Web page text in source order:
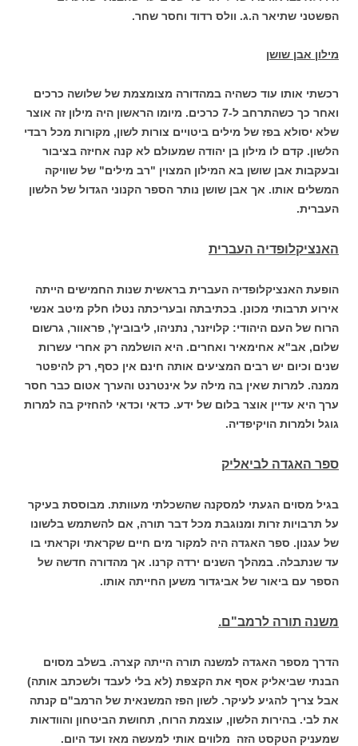
הפשטני שתיאר ה.ג. וולס רדוד וחסר שחר.
מילון אבן שושן
רכשתי אותו עוד כשהיה במהדורה מצומצמת של שלושה כרכים
ואחר כך כשהתרחב ל-7 כרכים. מיומו הראשון היה מילון זה אוצר
שלא יסולא בפז של מילים ביטויים צורות לשון, מקורות מכל רבדי
הלשון. קדם לו מילון בן יהודה שמעולם לא קנה אחיזה בציבור
ובעקבות אבן שושן בא המילון המצוין "רב מילים" של שוויקה
המשלים אותו. אך אבן שושן נותר הספר הקנוני הגדול של הלשון
העברית.
האנציקלופדיה העברית
הופעת האנציקלופדיה העברית בראשית שנות החמישים הייתה
אירוע תרבותי מכונן. בכתיבתה ובעריכתה נטלו חלק מיטב אנשי
הרוח של העם היהודי: קלויזנר, נתניהו, ליבוביץ', פראוור, גרשום
שלום, אב"א אחימאיר ואחרים. היא הושלמה רק אחרי עשרות
שנים וכיום יש רבים המציעים אותה חינם אין כסף, רק להיפטר
ממנה. למרות שאין בה מילה על אינטרנט והערך אטום כבר חסר
ערך היא עדיין אוצר בלום של ידע. כדאי וכדאי להחזיק בה למרות
גוגל ולמרות הויקיפדיה.
ספר האגדה לביאליק
בגיל מסוים הגעתי למסקנה שהשכלתי מעוותת. מבוססת בעיקר
על תרבויות זרות ומנוגבת מכל דבר תורה, אם להשתמש בלשונו
של עגנון. ספר האגדה היה למקור מים חיים שקראתי וקראתי בו
עד שנתבלה. במהלך השנים ירדה קרנו. אך מהדורה חדשה של
הספר עם ביאור של אביגדור משען החייתה אותו.
משנה תורה לרמב"ם.
הדרך מספר האגדה למשנה תורה הייתה קצרה. בשלב מסוים
הבנתי שביאליק אסף את הקצפת (לא בלי לעבד ולשכתב אותה)
אבל צריך להגיע לעיקר. לשון הפז המשנאית של הרמב"ם קנתה
את לבי. בהירות הלשון, עוצמת הרוח, תחושת הביטחון והוודאות
שמעניק הטקסט הזה מלווים אותי למעשה מאז ועד היום.